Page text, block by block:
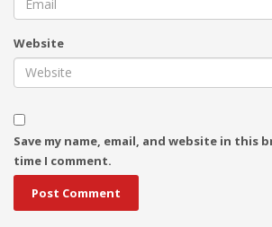
Website
Save my name, email, and website in this
time I comment.